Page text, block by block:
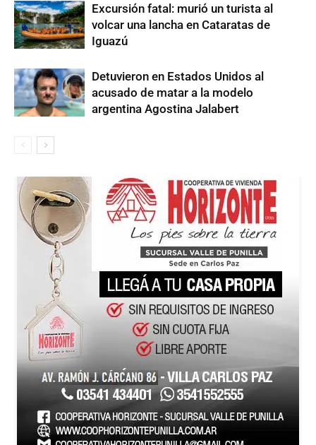
Excursión fatal: murió un turista al
volcar una lancha en Cataratas de
Iguazú
Detuvieron en Estados Unidos al
acusado de matar a la modelo
argentina Agostina Jalabert